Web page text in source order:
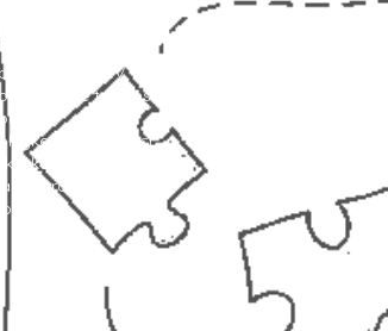
główna
pracy
swoje CV
jakie to proste!
prywatności
strony